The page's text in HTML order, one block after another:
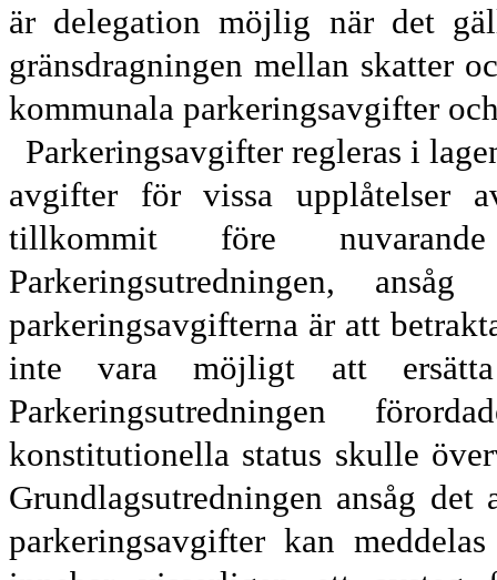
är delegation möjlig när det
gränsdragningen mellan skatter
kommunala parkeringsavgifter
Parkeringsavgifter regleras i
avgifter för vissa upplåtelser
tillkommit före
Parkeringsutredningen,
parkeringsavgifterna är att
inte vara möjligt att
Parkeringsutredningen
konstitutionella status skulle
Grundlagsutredningen ansåg
parkeringsavgifter kan